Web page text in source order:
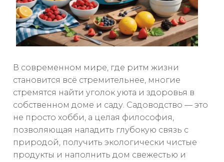
В современном мире, где ритм жизни
становится всё стремительнее, многие
стремятся найти уголок уюта и здоровья в
собственном доме и саду. Садоводство — это
не просто хобби, а целая философия,
позволяющая наладить глубокую связь с
природой, получить экологически чистые
продукты и наполнить дом свежестью и